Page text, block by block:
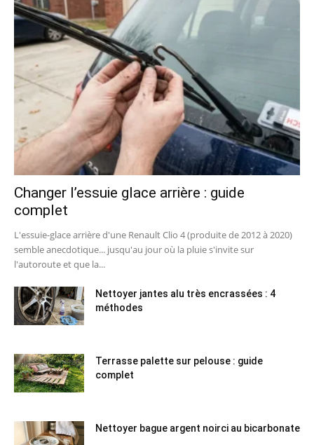
Changer l’essuie glace arrière : guide
complet
L'essuie-glace arrière d'une Renault Clio 4 (produite de 2012 à 2020)
semble anecdotique... jusqu'au jour où la pluie s'invite sur
l'autoroute et que la...
Nettoyer jantes alu très encrassées : 4
méthodes
Terrasse palette sur pelouse : guide
complet
Nettoyer bague argent noirci au bicarbonate